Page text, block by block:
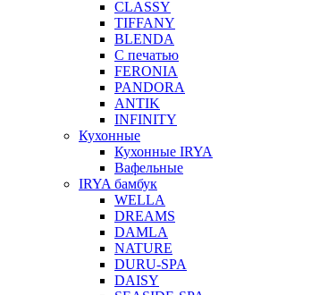
CLASSY
TIFFANY
BLENDA
С печатью
FERONIA
PANDORA
ANTIK
INFINITY
Кухонные
Кухонные IRYA
Вафельные
IRYA бамбук
WELLA
DREAMS
DAMLA
NATURE
DURU-SPA
DAISY